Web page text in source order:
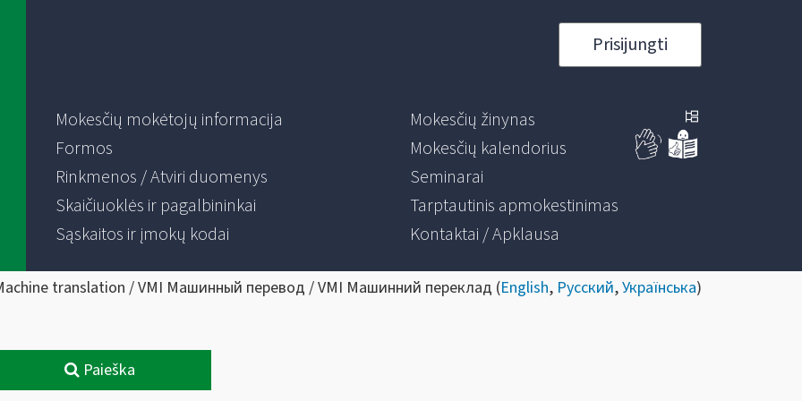
Prisijungti
Mokesčių mokėtojų informacija
Formos
Rinkmenos / Atviri duomenys
Skaičiuoklės ir pagalbininkai
Sąskaitos ir įmokų kodai
Mokesčių žinynas
Mokesčių kalendorius
Seminarai
Tarptautinis apmokestinimas
Kontaktai / Apklausa
translation / VMI Машинный перевод / VMI Машинний переклад (English, Русский,Українська)
Paieška